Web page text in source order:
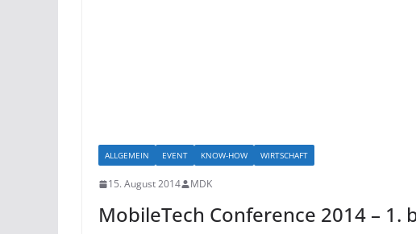
ALLGEMEIN EVENT KNOW-HOW WIRTSCHAFT
15. August 2014 MDK
MobileTech Conference 2014 – 1.